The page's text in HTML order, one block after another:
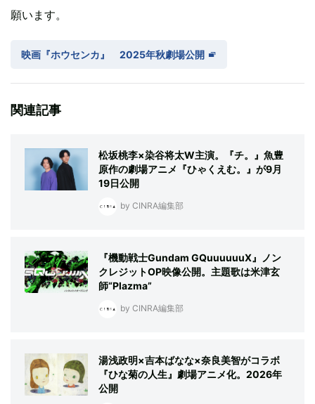
願います。
映画『ホウセンカ』 2025年秋劇場公開
関連記事
松坂桃李×染谷将太W主演。『チ。』魚豊
原作の劇場アニメ『ひゃくえむ。』が9月
19日公開
by CINRA編集部
『機動戦士Gundam GQuuuuuuX』ノン
クレジットOP映像公開。主題歌は米津玄
師“Plazma”
by CINRA編集部
湯浅政明×吉本ばなな×奈良美智がコラボ
『ひな菊の人生』劇場アニメ化。2026年
公開